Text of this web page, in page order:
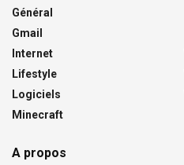
Général
Gmail
Internet
Lifestyle
Logiciels
Minecraft
A propos